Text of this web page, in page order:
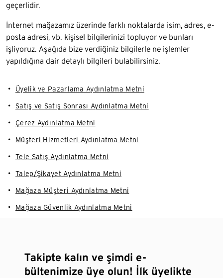
geçerlidir.
İnternet mağazamız üzerinde farklı noktalarda isim, adres, e-
posta adresi, vb. kişisel bilgilerinizi topluyor ve bunları
işliyoruz. Aşağıda bize verdiğiniz bilgilerle ne işlemler
yapıldığına dair detaylı bilgileri bulabilirsiniz.
Üyelik ve Pazarlama Aydınlatma Metni
Satış ve Satış Sonrası Aydınlatma Metni
Çerez Aydınlatma Metni
Müşteri Hizmetleri Aydınlatma Metni
Tele Satış Aydınlatma Metni
Talep/Şikayet Aydınlatma Metni
Mağaza Müşteri Aydınlatma Metni
Mağaza Güvenlik Aydınlatma Metni
Takipte kalın ve şimdi e-
bültenimize üye olun! İlk üyelikte